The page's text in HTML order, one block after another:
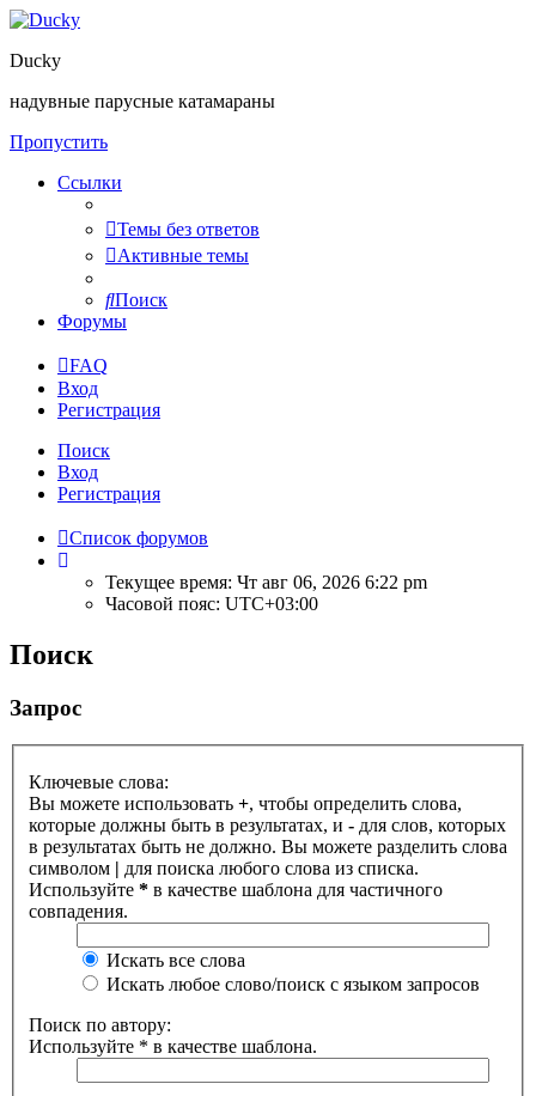
Ducky
надувные парусные катамараны
Пропустить
Ссылки
Темы без ответов
Активные темы
Поиск
Форумы
FAQ
Вход
Регистрация
Поиск
Вход
Регистрация
Список форумов
Текущее время: Чт авг 06, 2026 6:22 pm
Часовой пояс: UTC+03:00
Поиск
Запрос
Ключевые слова:
Вы можете использовать +, чтобы определить слова,
которые должны быть в результатах, и - для слов, которых
в результатах быть не должно. Вы можете разделить слова
символом | для поиска любого слова из списка.
Используйте * в качестве шаблона для частичного
совпадения.
Искать все слова
Искать любое слово/поиск с языком запросов
Поиск по автору:
Используйте * в качестве шаблона.